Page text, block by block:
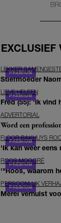
EXCLUSIEF
LEKKER
Stiefmoeder
LIEVE HELEEN
Fred (55): 'Ik
ADVERTORIAL
Word een
FLOOR BAKHUYS
'Ik kan weer
ROOS MOGGRÉ
'"Roos, waarom
PERSOONLIJK
Merel verhuist